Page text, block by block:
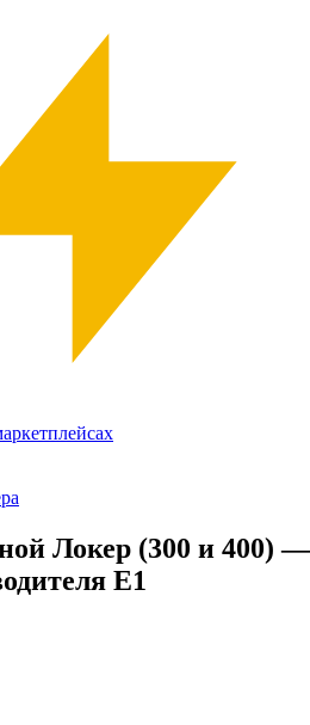
Локер (300 и 400) —
Е1